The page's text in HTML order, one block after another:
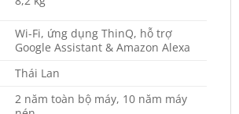
Wi-Fi, ứng dụng ThinQ, hỗ trợ
Google Assistant & Amazon Alexa
Thái Lan
2 năm toàn bộ máy, 10 năm máy